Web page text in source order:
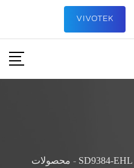
VIVOTEK
SD9384-EHL
- محصولات